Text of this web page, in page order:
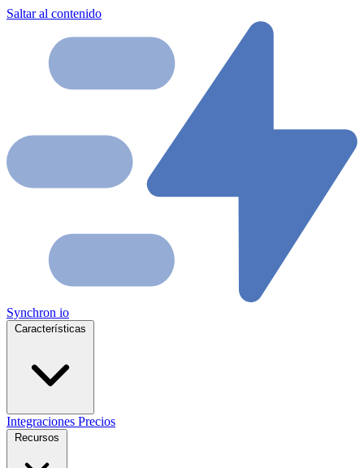
Saltar al contenido
Synchron io
Integraciones Precios